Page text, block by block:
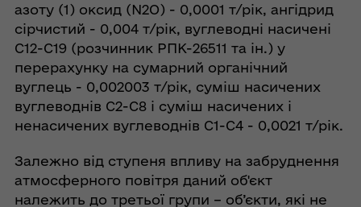
азоту (1) оксид (N2O) - 0,0001 т/рік, ангідрид
сірчистий - 0,004 т/рік, вуглеводні насичені
C12-C19 (розчинник РПК-26511 та ін.) у
перерахунку на сумарний органічний
вуглець - 0,002003 т/рік, суміш насичених
вуглеводнів С2-С8 і суміш насичених і
ненасичених вуглеводнів С1-С4 - 0,0021 т/рік.
Залежно від ступеня впливу на забруднення
атмосферного повітря даний об'єкт
належить до третьої групи – об’єкти, які не